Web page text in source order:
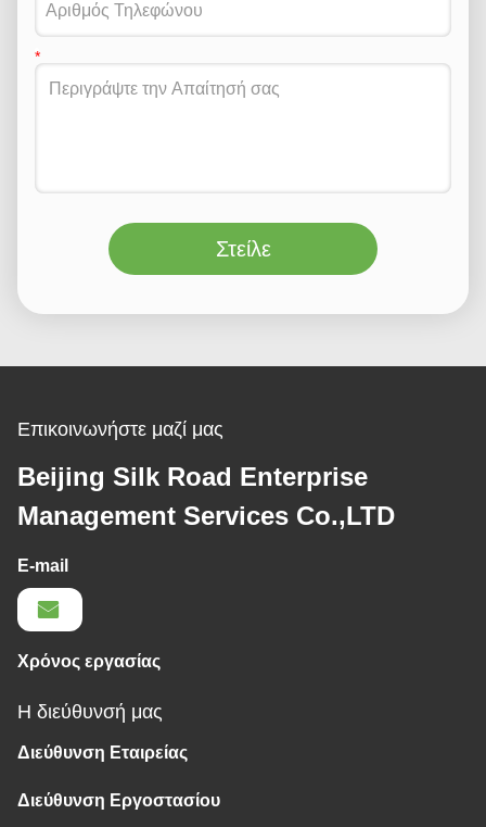
Στείλε
Επικοινωνήστε μαζί μας
Beijing Silk Road Enterprise
Management Services Co.,LTD
E-mail
Χρόνος εργασίας
Η διεύθυνσή μας
Διεύθυνση Εταιρείας
Διεύθυνση Εργοστασίου